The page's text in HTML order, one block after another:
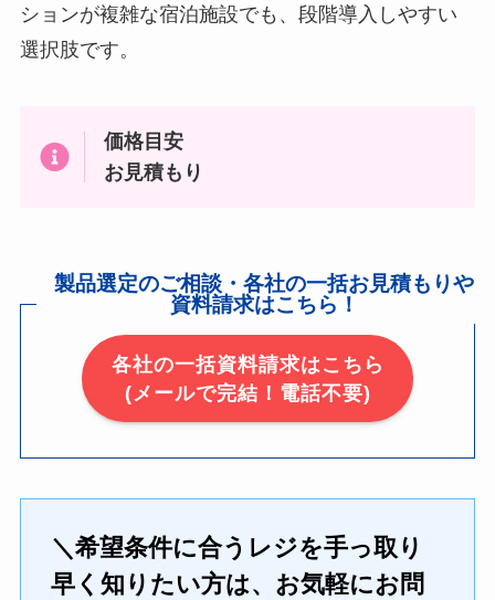
ションが複雑な宿泊施設でも、段階導入しやすい
選択肢です。
価格目安
お見積もり
製品選定のご相談・各社の一括お見積もりや
資料請求はこちら！
各社の一括資料請求はこちら
(メールで完結！電話不要)
＼希望条件に合うレジを手っ取り
早く知りたい方は、お気軽にお問